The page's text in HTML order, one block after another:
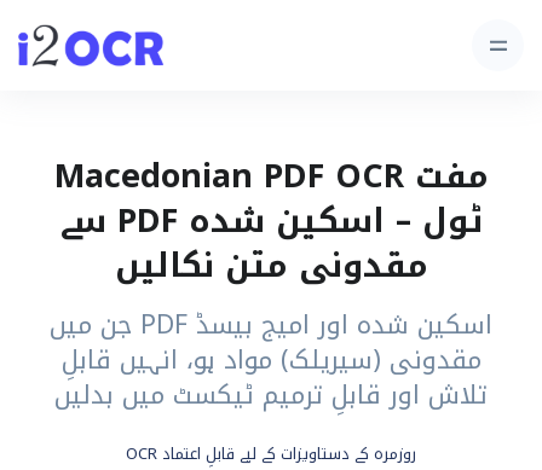
مفت Macedonian PDF OCR
ٹول – اسکین شدہ PDF سے
مقدونی متن نکالیں
اسکین شدہ اور امیج بیسڈ PDF جن میں
مقدونی (سیریلک) مواد ہو، انہیں قابلِ
تلاش اور قابلِ ترمیم ٹیکسٹ میں بدلیں
روزمرہ کے دستاویزات کے لیے قابلِ اعتماد OCR